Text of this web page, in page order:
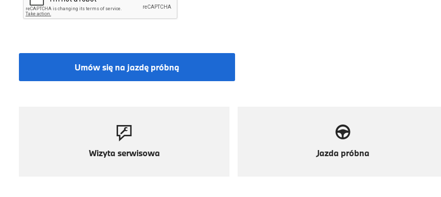
Umów się na jazdę próbną
Wizyta serwisowa Jazda próbna